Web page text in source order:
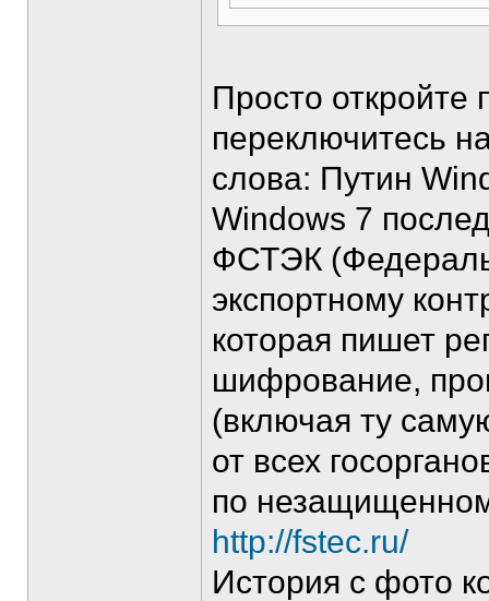
Просто
переключитесь
слова: Путин
Windows 7
ФСТЭК
экспортному
которая пишет
шифрование,
(включая ту
от всех
по
http://fstec.ru/
История с фото